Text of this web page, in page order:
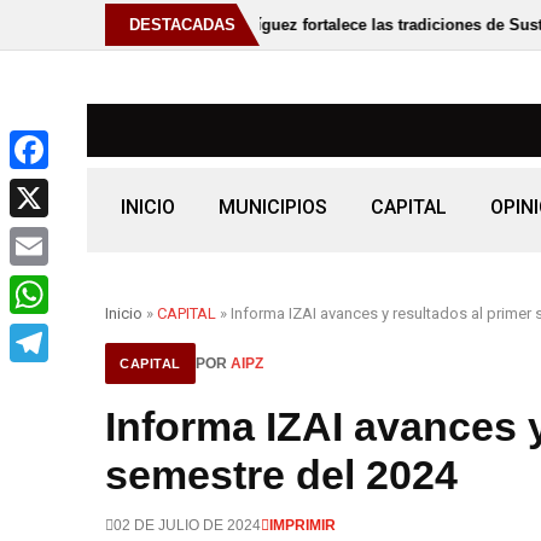
DESTACADAS
Fabiola Rodríguez fortalece las tradiciones de Susticacán con
INICIO MUNICIPIOS CAPITAL
Inicio » CAPITAL » Informa IZAI avances y resultados al primer
CAPITAL POR AIPZ
Informa IZAI avances
semestre del 2024
02 DE JULIO DE 2024 IMPRIMIR
F
a
c
e
b
X
E
m
a
W